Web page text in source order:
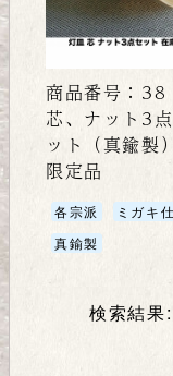
商品番号：38
芯、ナット3
ット（真鍮
限定品
各宗派
ミガキ
真鍮製
検索結果